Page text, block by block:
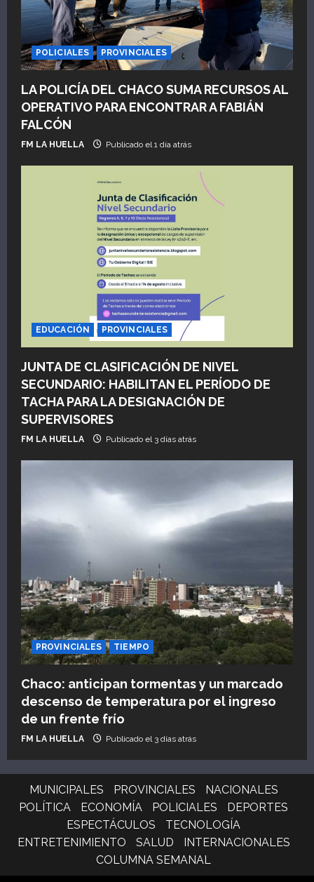
POLICIALES PROVINCIALES
LA POLICÍA DEL CHACO SUMA RECURSOS AL
OPERATIVO PARA ENCONTRAR A FABIÁN
FALCÓN
FM LA HUELLA Publicado el 1 día atrás
EDUCACIÓN PROVINCIALES
JUNTA DE CLASIFICACIÓN DE NIVEL
SECUNDARIO: HABILITAN EL PERÍODO DE
TACHA PARA LA DESIGNACIÓN DE
SUPERVISORES
FM LA HUELLA Publicado el 3 días atrás
PROVINCIALES TIEMPO
Chaco: anticipan tormentas y un marcado
descenso de temperatura por el ingreso
de un frente frío
FM LA HUELLA Publicado el 3 días atrás
MUNICIPALES PROVINCIALES
NACIONALES
POLÍTICA
ECONOMÍA POLICIALES
DEPORTES
ESPECTÁCULOS
TECNOLOGÍA
ENTRETENIMIENTO
SALUD
INTERNACIONALES
COLUMNA SEMANAL